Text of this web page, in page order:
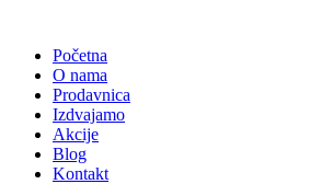
sadržajPočetna
O nama
Prodavnica
Izdvajamo
Akcije
Blog
Kontakt